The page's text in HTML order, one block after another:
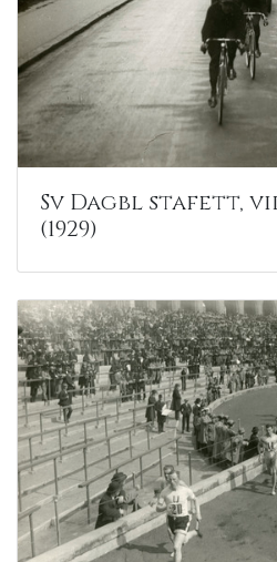
Sv Dagbl stafett,
(1929)